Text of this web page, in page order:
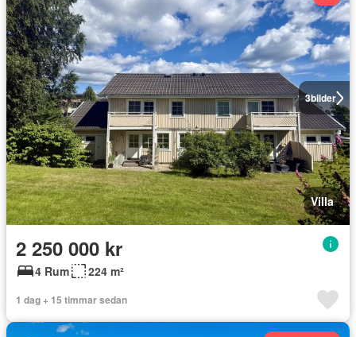
3bilder
Villa
2 250 000 kr
4 Rum 224 m²
1 dag + 15 timmar sedan